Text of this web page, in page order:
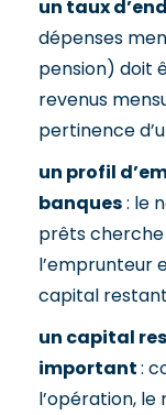
un taux
dépenses
pension) doit
revenus
pertinence
un profil
banques: le
prêts cherche
l’emprunteur
capital
un capital
important:
l’opération,